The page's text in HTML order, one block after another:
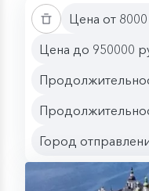
Цена от
Цена до 950000
Город